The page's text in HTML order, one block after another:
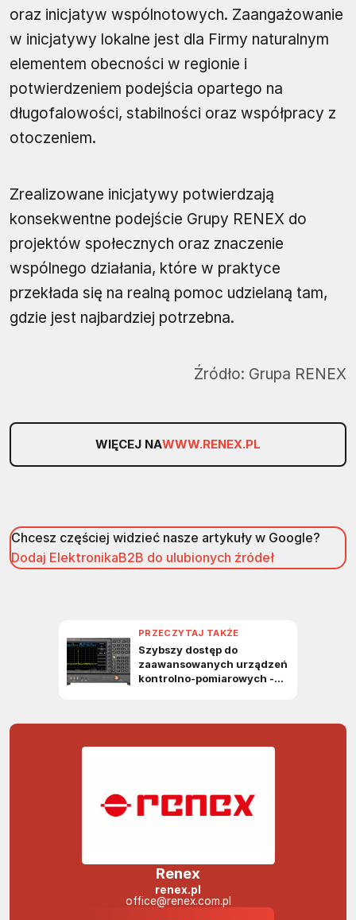
oraz inicjatyw wspólnotowych. Zaangażowanie
w inicjatywy lokalne jest dla Firmy naturalnym
elementem obecności w regionie i
potwierdzeniem podejścia opartego na
długofalowości, stabilności oraz współpracy z
otoczeniem.
Zrealizowane inicjatywy potwierdzają
konsekwentne podejście Grupy RENEX do
projektów społecznych oraz znaczenie
wspólnego działania, które w praktyce
przekłada się na realną pomoc udzielaną tam,
gdzie jest najbardziej potrzebna.
Źródło: Grupa RENEX
WIĘCEJ NAWWW.RENEX.PL
Chcesz częściej widzieć nasze artykuły w Google?
Dodaj ElektronikaB2B do ulubionych źródeł
Renex
renex.pl
office@renex.com.pl